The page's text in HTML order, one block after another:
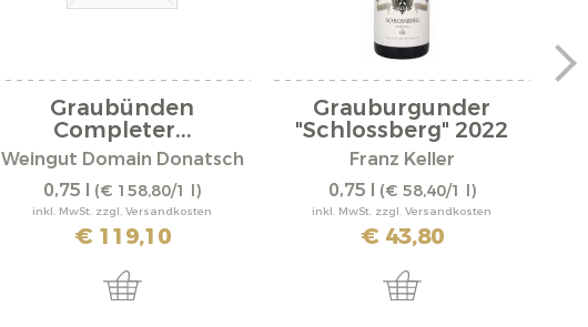
Graubünden
Completer...
Weingut Domain Donatsch
0,75 l (€ 158,80/1 l)
inkl. MwSt. zzgl. Versandkosten
€ 119,10
Grauburgunder
"Schlossberg" 2022
Franz Keller
0,75 l (€ 58,40/1 l)
inkl. MwSt. zzgl. Versandkosten
€ 43,80